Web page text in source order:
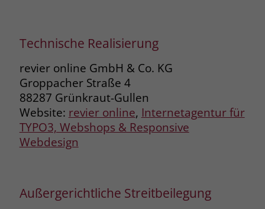
Technische Realisierung
revier online GmbH & Co. KG
Groppacher Straße 4
88287 Grünkraut-Gullen
Website: revier online, Internetagentur für
TYPO3, Webshops & Responsive
Webdesign
Außergerichtliche Streitbeilegung